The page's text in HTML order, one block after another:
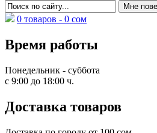
0 товаров - 0 сом
Время работы
Понедельник - суббота
с 9:00 до 18:00 ч.
Доставка товаров